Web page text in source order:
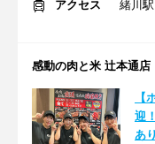
アクセス
緒川
感動の肉と米 辻本通店
【
迎
あ